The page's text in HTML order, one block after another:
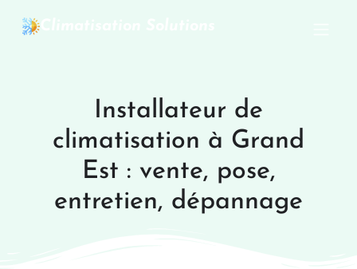
Installateur de
climatisation à Grand
Est : vente, pose,
entretien, dépannage